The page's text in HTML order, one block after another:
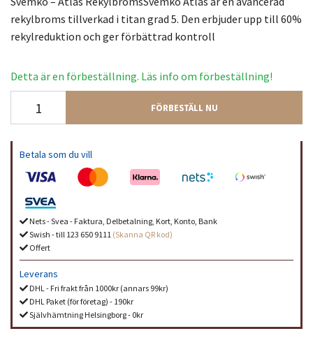
rekylbroms tillverkad i titan grad 5. Den erbjuder upp till 60%
rekylreduktion och ger förbättrad kontroll
Detta är en förbeställning. Läs info om förbeställning!
FÖRBESTÄLL NU
Betala som du vill
Nets - Svea - Faktura, Delbetalning, Kort, Konto, Bank
Swish - till 123 650 9111 (Skanna QR kod)
Offert
Leverans
DHL - Fri frakt från 1000kr (annars 99kr)
DHL Paket (för företag) - 190kr
Självhämtning Helsingborg - 0kr